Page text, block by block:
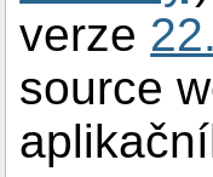
verze
source